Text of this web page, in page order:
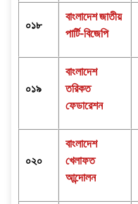
০১৮
বাংলাদেশ জাতীয়
পার্টি-বিজেপি
০১৯
বাংলাদেশ
তরিকত
ফেডারেশন
০২০
বাংলাদেশ
খেলাফত
আন্দোলন